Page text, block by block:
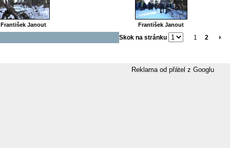
František Janout František Janout
Skok na stránku 1 2
Reklama od přátel z Googlu